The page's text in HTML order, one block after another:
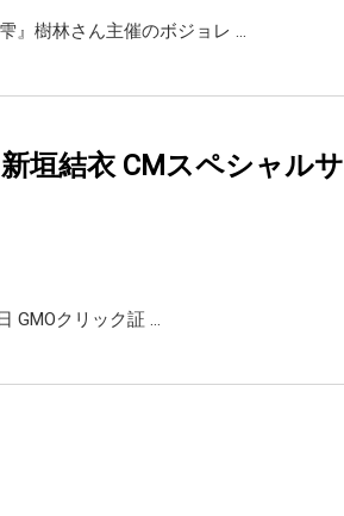
』樹林さん主催のボジョレ …
垣結衣 CMスペシャルサ
GMOクリック証 …